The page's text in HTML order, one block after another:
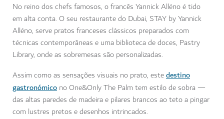
No reino dos chefs famosos, o francês Yannick Alléno é tido
em alta conta. O seu restaurante do Dubai, STAY by Yannick
Alléno, serve pratos franceses clássicos preparados com
técnicas contemporâneas e uma biblioteca de doces, Pastry
Library, onde as sobremesas são personalizadas.
Assim como as sensações visuais no prato, estedestino
gastronómico no One&Only The Palm tem estilo de sobra —
das altas paredes de madeira e pilares brancos ao teto a pingar
com lustres pretos e desenhos intrincados.